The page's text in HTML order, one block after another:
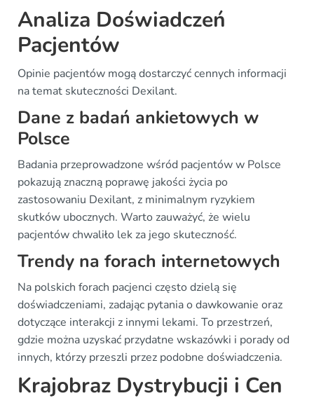
Analiza Doświadczeń
Pacjentów
Opinie pacjentów mogą dostarczyć cennych informacji
na temat skuteczności Dexilant.
Dane z badań ankietowych w
Polsce
Badania przeprowadzone wśród pacjentów w Polsce
pokazują znaczną poprawę jakości życia po
zastosowaniu Dexilant, z minimalnym ryzykiem
skutków ubocznych. Warto zauważyć, że wielu
pacjentów chwaliło lek za jego skuteczność.
Trendy na forach internetowych
Na polskich forach pacjenci często dzielą się
doświadczeniami, zadając pytania o dawkowanie oraz
dotyczące interakcji z innymi lekami. To przestrzeń,
gdzie można uzyskać przydatne wskazówki i porady od
innych, którzy przeszli przez podobne doświadczenia.
Krajobraz Dystrybucji i Cen